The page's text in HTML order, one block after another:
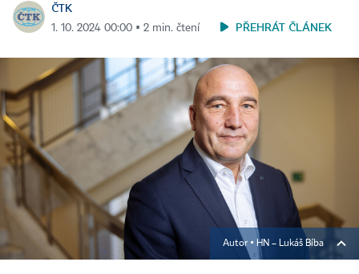
ČTK
1. 10. 2024 00:00 ▪ 2 min. čtení PŘEHRÁT ČLÁNEK
Autor ▪ HN – Lukáš Bíba